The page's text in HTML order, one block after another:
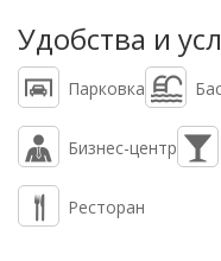
Удобства и
Парковка
Бизнес-центр
Ресторан